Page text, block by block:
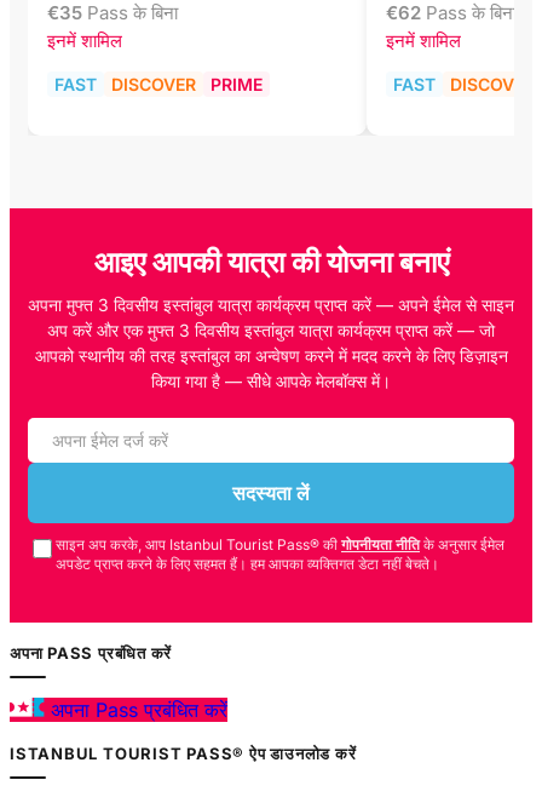
€35 Pass के बिना
इनमें शामिल
FAST DISCOVER PRIME
€62 Pass के बिना
इनमें शामिल
FAST DISCOVER
आइए आपकी यात्रा की योजना बनाएं
अपना मुफ्त 3 दिवसीय इस्तांबुल यात्रा कार्यक्रम प्राप्त करें — अपने ईमेल से साइन
अप करें और एक मुफ्त 3 दिवसीय इस्तांबुल यात्रा कार्यक्रम प्राप्त करें — जो
आपको स्थानीय की तरह इस्तांबुल का अन्वेषण करने में मदद करने के लिए डिज़ाइन
किया गया है — सीधे आपके मेलबॉक्स में।
सदस्यता लें
साइन अप करके, आप Istanbul Tourist Pass® की गोपनीयता नीतिके अनुसार ईमेल
अपडेट प्राप्त करने के लिए सहमत हैं। हम आपका व्यक्तिगत डेटा नहीं बेचते।
अपना PASS प्रबंधित करें
अपना Pass प्रबंधित करें
ISTANBUL TOURIST PASS® ऐप डाउनलोड करें